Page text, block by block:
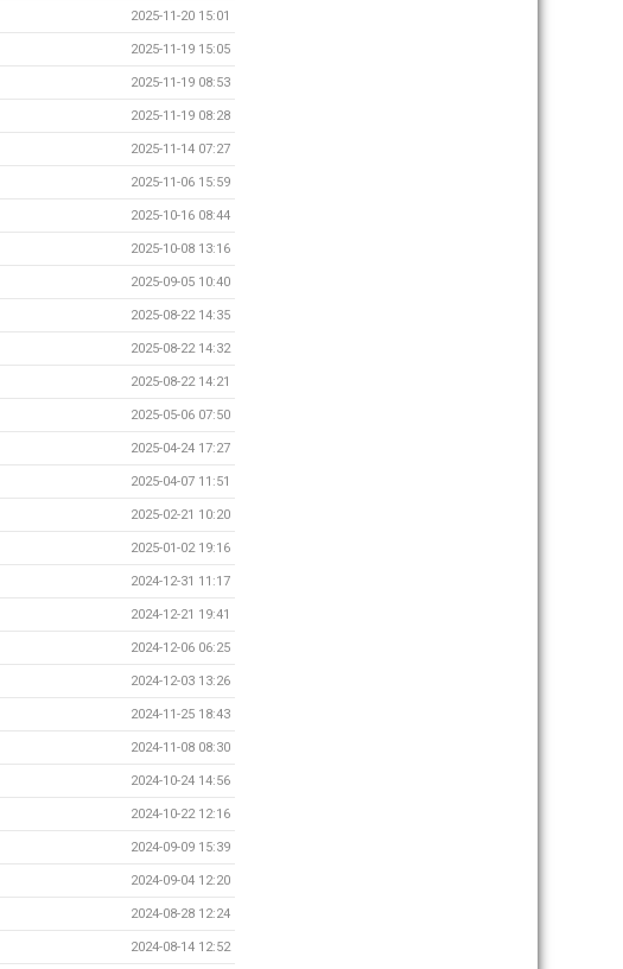
2025-11-20 15:01
2025-11-19 15:05
2025-11-19 08:53
2025-11-19 08:28
2025-11-14 07:27
2025-11-06 15:59
2025-10-16 08:44
2025-10-08 13:16
2025-09-05 10:40
2025-08-22 14:35
2025-08-22 14:32
2025-08-22 14:21
2025-05-06 07:50
2025-04-24 17:27
2025-04-07 11:51
2025-02-21 10:20
2025-01-02 19:16
2024-12-31 11:17
2024-12-21 19:41
2024-12-06 06:25
2024-12-03 13:26
2024-11-25 18:43
2024-11-08 08:30
2024-10-24 14:56
2024-10-22 12:16
2024-09-09 15:39
2024-09-04 12:20
2024-08-28 12:24
2024-08-14 12:52